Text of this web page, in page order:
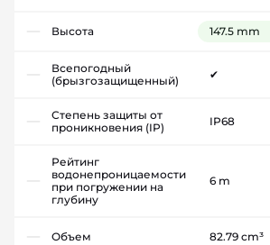
Высота 147.5 mm
Всепогодный
(брызгозащищенный)
✔
Степень защиты от
проникновения (IP)
IP68
Рейтинг
водонепроницаемости
при погружении на
глубину
6 m
Объем 82.79 cm³